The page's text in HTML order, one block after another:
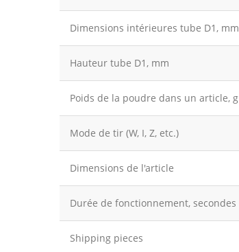
Dimensions intérieures tube D1, mm
Hauteur tube D1, mm
Poids de la poudre dans un article, g
Mode de tir (W, I, Z, etc.)
Dimensions de l'article
Durée de fonctionnement, secondes
Shipping pieces